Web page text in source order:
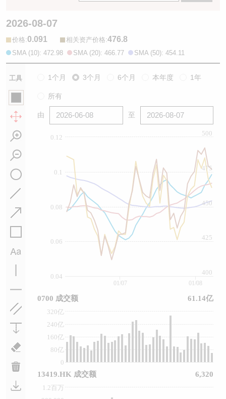
2026-08-07
价格:0.091 相关资产价格:476.8
SMA (10): 472.98 SMA (20): 466.77 SMA (50): 454.11
工具 1个月 3个月 6个月 本年度 1年
所有
由 至
0.04
0.06
0.08
0.1
0.12
400
425
450
475
500
0
80亿
160亿
240亿
320亿
1.2百万
01/07 01/08
0700 成交额 61.14亿
13419.HK 成交额 6,320